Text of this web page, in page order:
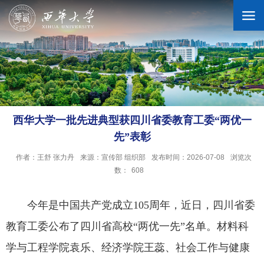
学校概况
机构设置
招生就业
西华大学一批先进典型获四川省委教育工委“两优一
先”表彰
作者：王舒 张力丹 来源：宣传部 组织部 发布时间：2026-07-08
浏览次
数：
608
今年是中国共产党成立105周年，近日，四川省委
教育工委公布了四川省高校“两优一先”名单。材料科
学与工程学院袁乐、经济学院王蕊、社会工作与健康